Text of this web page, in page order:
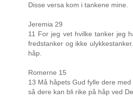
Disse versa kom i tankene mine.
Jeremia 29
11 For jeg vet hvilke tanker jeg
fredstanker og ikke
håp.
Romerne 15
13 Må håpets Gud fylle dere med
så dere kan bli rike på håp ved